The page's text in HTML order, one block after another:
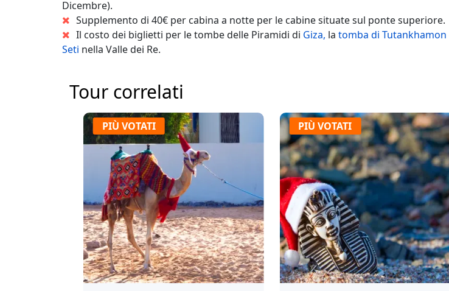
Dicembre).
Supplemento di 40€ per cabina a notte per le cabine situate sul ponte superiore.
Il costo dei biglietti per le tombe delle Piramidi di Giza, la tomba di Tutankhamon
Seti nella Valle dei Re.
Tour correlati
PIÙ VOTATI PIÙ VOTATI